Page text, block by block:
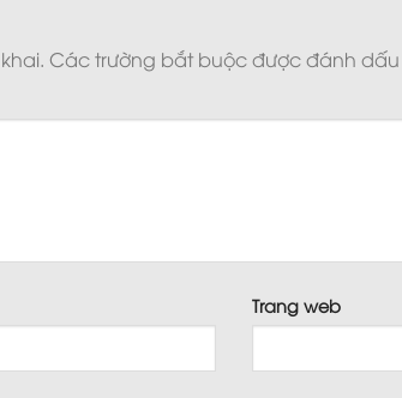
Các trường bắt buộc được đánh dấu
Trang web